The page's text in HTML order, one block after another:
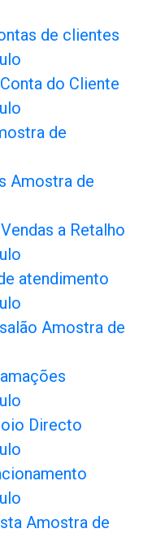
de clientes
do Cliente
de
Amostra de
a Retalho
atendimento
Amostra de
Directo
Amostra de